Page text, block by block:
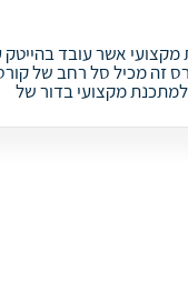
אשר עובד
זה מכיל סל רחב של
מקצועי בדור של